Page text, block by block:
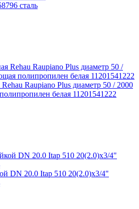
сталь
Raupiano Plus диаметр 50 / 2000
белая 11201541222
DN 20.0 Itap 510 20(2.0)x3/4"